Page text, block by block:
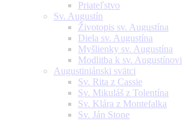
Priateľstvo
Sv. Augustín
Životopis sv. Augustína
Diela sv. Augustína
Myšlienky sv. Augustína
Modlitba k sv. Augustínovi
Augustiniánski svätci
Sv. Rita z Cassie
Sv. Mikuláš z Tolentína
Sv. Klára z Montefalka
Sv. Ján Stone